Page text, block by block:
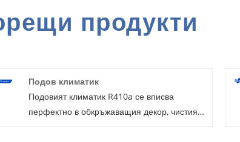
продукти
Подов климатик
Подовият климатик R410a се вписва
перфектно в обкръжаващия декор, чистият